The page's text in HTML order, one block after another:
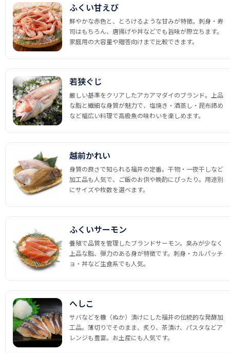
ふくい甘えび
鮮やかな赤色と、とろけるような甘みが特徴。刺身・寿
司はもちろん、唐揚げや丼などでも旨味が際立ちます。
家庭用の大容量や贈答向けまで比較できます。
若狭ぐじ
厳しい基準をクリアしたアカアマダイのブランド。上品
な脂と繊細な身質が魅力で、塩焼き・酒蒸し・昆布締め
など幅広い料理で高級魚の味わいを楽しめます。
越前かれい
身質の良さで知られる福井の定番。干物・一夜干しなど
加工品も人気で、ご飯のお供や晩酌にぴったり。用途別
にサイズや枚数を選べます。
ふくいサーモン
養殖で品質を管理したブランドサーモン。臭みが少なく
上品な脂、弾力のある身が特徴です。刺身・カルパッチ
ョ・丼など生食系でも人気。
へしこ
サバなどを糠（ぬか）漬けにした福井の伝統的な発酵加
工品。薄切りでそのまま、炙り、茶漬け、パスタなどア
レンジも豊富。お土産にも人気です。